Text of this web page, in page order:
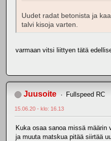
Uudet radat betonista ja
talvi kisoja varten.
varmaan vitsi liittyen tätä
Juusoite Fullspeed RC
15.06.20 - klo: 16.13
Kuka osaa sanoa missä määrin
ja muuta matskua pitää siirtää